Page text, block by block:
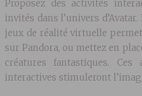
Proposez des activités
invités dans l’univers
jeux de réalité virtuelle
sur Pandora, ou mettez en
créatures fantastiques.
interactives stimuleront